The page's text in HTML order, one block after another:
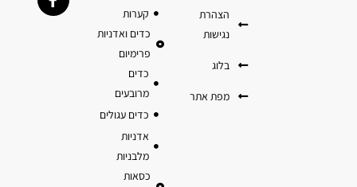
קערות
כדים ואדניות
פרימיום
כדים
מרובעים
כדים עגולים
אדניות
מלבניות
כסאות
הצהרת
נגישות
בלוג
מפת אתר